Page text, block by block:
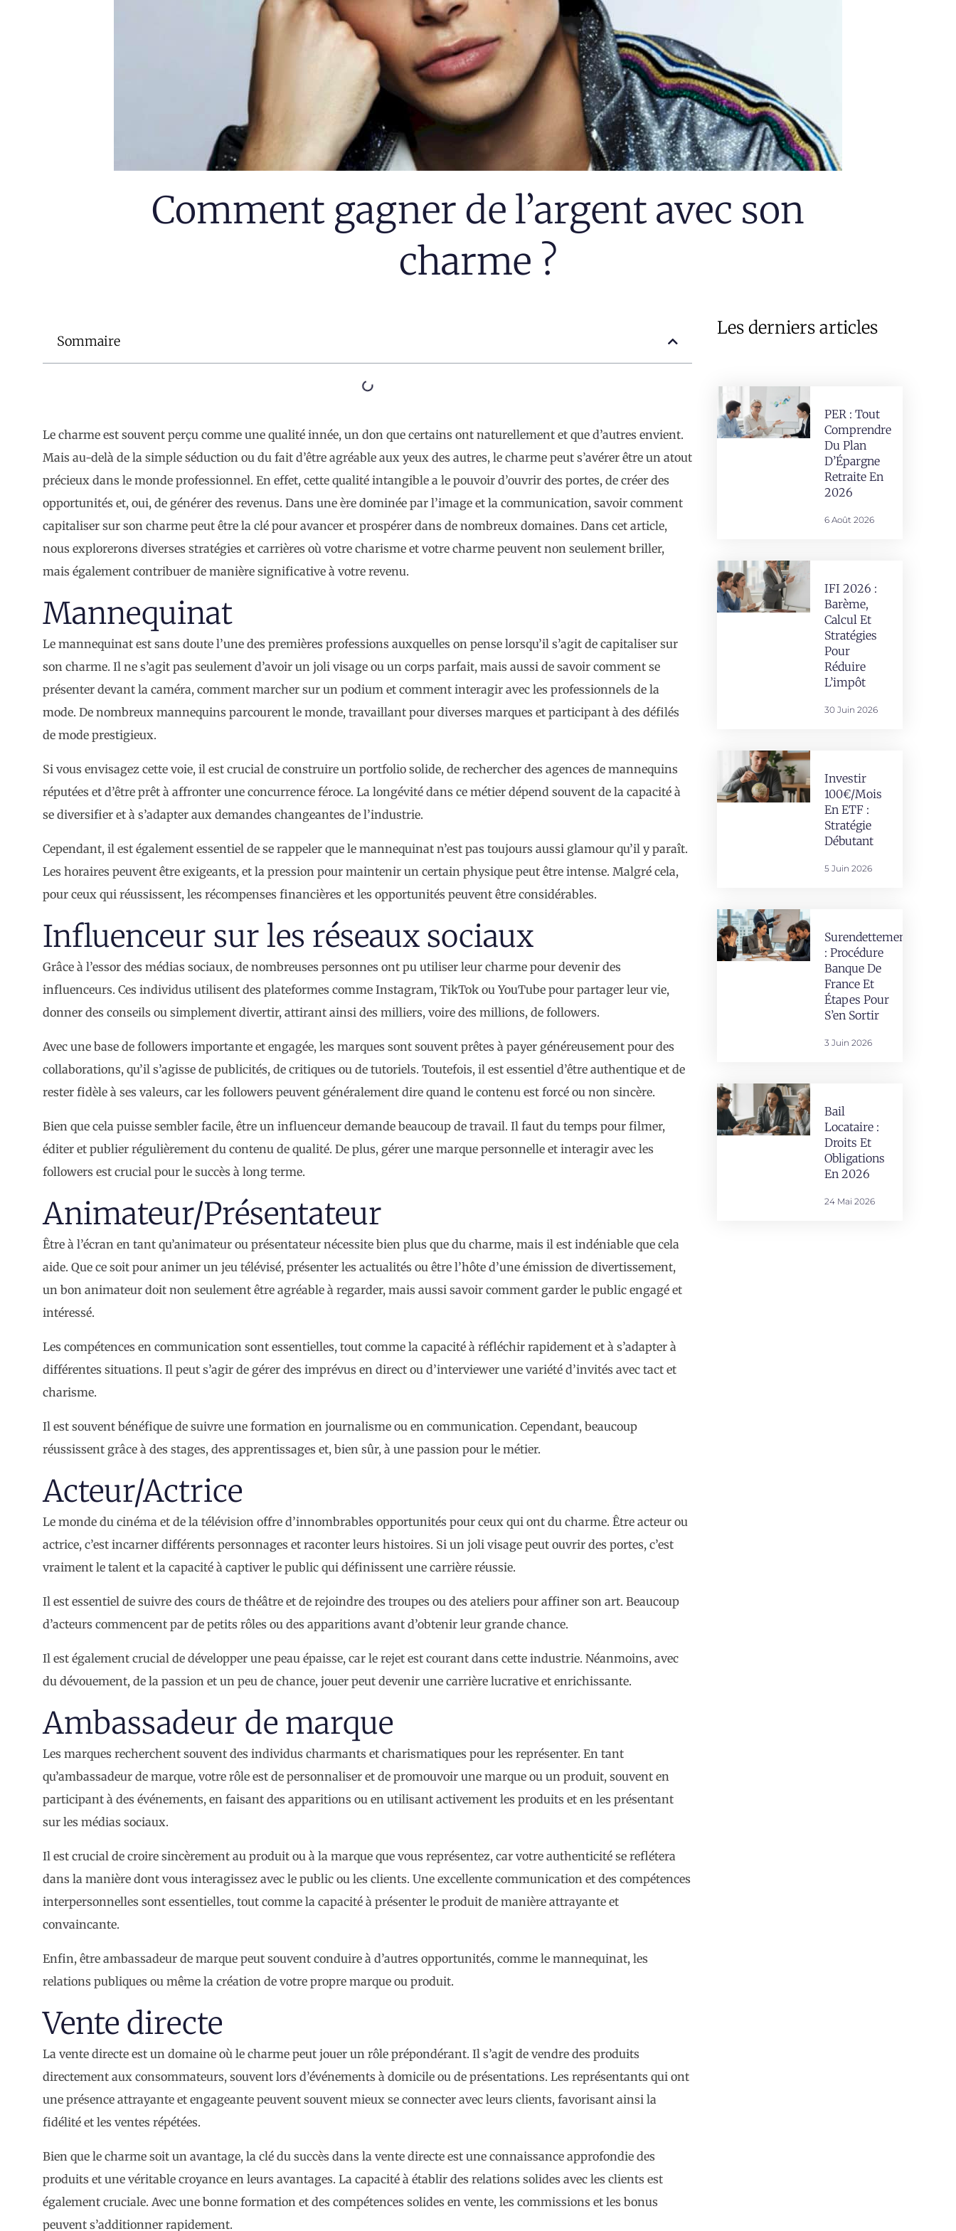
Comment gagner de l’argent avec son
charme ?
Sommaire
Le charme est souvent perçu comme une qualité innée, un don que certains ont naturellement et que d’autres envient.
Mais au-delà de la simple séduction ou du fait d’être agréable aux yeux des autres, le charme peut s’avérer être un atout
précieux dans le monde professionnel. En effet, cette qualité intangible a le pouvoir d’ouvrir des portes, de créer des
opportunités et, oui, de générer des revenus. Dans une ère dominée par l’image et la communication, savoir comment
capitaliser sur son charme peut être la clé pour avancer et prospérer dans de nombreux domaines. Dans cet article,
nous explorerons diverses stratégies et carrières où votre charisme et votre charme peuvent non seulement briller,
mais également contribuer de manière significative à votre revenu.
Mannequinat
Le mannequinat est sans doute l’une des premières professions auxquelles on pense lorsqu’il s’agit de capitaliser sur
son charme. Il ne s’agit pas seulement d’avoir un joli visage ou un corps parfait, mais aussi de savoir comment se
présenter devant la caméra, comment marcher sur un podium et comment interagir avec les professionnels de la
mode. De nombreux mannequins parcourent le monde, travaillant pour diverses marques et participant à des défilés
de mode prestigieux.
Si vous envisagez cette voie, il est crucial de construire un portfolio solide, de rechercher des agences de mannequins
réputées et d’être prêt à affronter une concurrence féroce. La longévité dans ce métier dépend souvent de la capacité à
se diversifier et à s’adapter aux demandes changeantes de l’industrie.
Cependant, il est également essentiel de se rappeler que le mannequinat n’est pas toujours aussi glamour qu’il y paraît.
Les horaires peuvent être exigeants, et la pression pour maintenir un certain physique peut être intense. Malgré cela,
pour ceux qui réussissent, les récompenses financières et les opportunités peuvent être considérables.
Influenceur sur les réseaux sociaux
Grâce à l’essor des médias sociaux, de nombreuses personnes ont pu utiliser leur charme pour devenir des
influenceurs. Ces individus utilisent des plateformes comme Instagram, TikTok ou YouTube pour partager leur vie,
donner des conseils ou simplement divertir, attirant ainsi des milliers, voire des millions, de followers.
Avec une base de followers importante et engagée, les marques sont souvent prêtes à payer généreusement pour des
collaborations, qu’il s’agisse de publicités, de critiques ou de tutoriels. Toutefois, il est essentiel d’être authentique et de
rester fidèle à ses valeurs, car les followers peuvent généralement dire quand le contenu est forcé ou non sincère.
Bien que cela puisse sembler facile, être un influenceur demande beaucoup de travail. Il faut du temps pour filmer,
éditer et publier régulièrement du contenu de qualité. De plus, gérer une marque personnelle et interagir avec les
followers est crucial pour le succès à long terme.
Animateur/Présentateur
Être à l’écran en tant qu’animateur ou présentateur nécessite bien plus que du charme, mais il est indéniable que cela
aide. Que ce soit pour animer un jeu télévisé, présenter les actualités ou être l’hôte d’une émission de divertissement,
un bon animateur doit non seulement être agréable à regarder, mais aussi savoir comment garder le public engagé et
intéressé.
Les compétences en communication sont essentielles, tout comme la capacité à réfléchir rapidement et à s’adapter à
différentes situations. Il peut s’agir de gérer des imprévus en direct ou d’interviewer une variété d’invités avec tact et
charisme.
Il est souvent bénéfique de suivre une formation en journalisme ou en communication. Cependant, beaucoup
réussissent grâce à des stages, des apprentissages et, bien sûr, à une passion pour le métier.
Acteur/Actrice
Le monde du cinéma et de la télévision offre d’innombrables opportunités pour ceux qui ont du charme. Être acteur ou
actrice, c’est incarner différents personnages et raconter leurs histoires. Si un joli visage peut ouvrir des portes, c’est
vraiment le talent et la capacité à captiver le public qui définissent une carrière réussie.
Il est essentiel de suivre des cours de théâtre et de rejoindre des troupes ou des ateliers pour affiner son art. Beaucoup
d’acteurs commencent par de petits rôles ou des apparitions avant d’obtenir leur grande chance.
Il est également crucial de développer une peau épaisse, car le rejet est courant dans cette industrie. Néanmoins, avec
du dévouement, de la passion et un peu de chance, jouer peut devenir une carrière lucrative et enrichissante.
Ambassadeur de marque
Les marques recherchent souvent des individus charmants et charismatiques pour les représenter. En tant
qu’ambassadeur de marque, votre rôle est de personnaliser et de promouvoir une marque ou un produit, souvent en
participant à des événements, en faisant des apparitions ou en utilisant activement les produits et en les présentant
sur les médias sociaux.
Il est crucial de croire sincèrement au produit ou à la marque que vous représentez, car votre authenticité se reflétera
dans la manière dont vous interagissez avec le public ou les clients. Une excellente communication et des compétences
interpersonnelles sont essentielles, tout comme la capacité à présenter le produit de manière attrayante et
convaincante.
Enfin, être ambassadeur de marque peut souvent conduire à d’autres opportunités, comme le mannequinat, les
relations publiques ou même la création de votre propre marque ou produit.
Vente directe
La vente directe est un domaine où le charme peut jouer un rôle prépondérant. Il s’agit de vendre des produits
directement aux consommateurs, souvent lors d’événements à domicile ou de présentations. Les représentants qui ont
une présence attrayante et engageante peuvent souvent mieux se connecter avec leurs clients, favorisant ainsi la
fidélité et les ventes répétées.
Bien que le charme soit un avantage, la clé du succès dans la vente directe est une connaissance approfondie des
produits et une véritable croyance en leurs avantages. La capacité à établir des relations solides avec les clients est
également cruciale. Avec une bonne formation et des compétences solides en vente, les commissions et les bonus
peuvent s’additionner rapidement.
Les derniers articles
PER : Tout
Comprendre
Du Plan
D’Épargne
Retraite En
2026
6 Août 2026
IFI 2026 :
Barème,
Calcul Et
Stratégies
Pour
Réduire
L’impôt
30 Juin 2026
Investir
100€/mois
En ETF :
Stratégie
Débutant
5 Juin 2026
Surendettement
: Procédure
Banque De
France Et
Étapes Pour
S’en Sortir
3 Juin 2026
Bail
Locataire :
Droits Et
Obligations
En 2026
24 Mai 2026